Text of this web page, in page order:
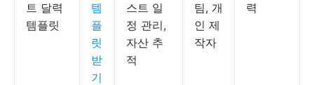
트 달력
템플릿
템
플
릿
받
기
스트 일
정 관리,
자산 추
적
팀, 개
인 제
작자
력